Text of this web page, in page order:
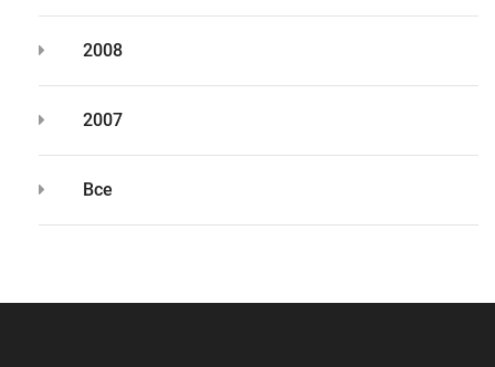
2008
2007
Все